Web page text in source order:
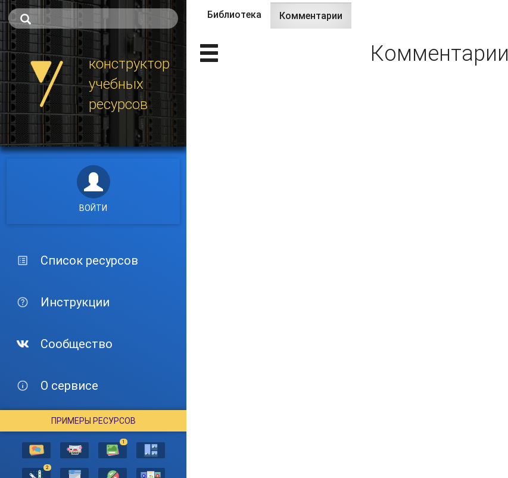
конструктор
учебных
ресурсов
ВОЙТИ
Список ресурсов
Инструкции
Сообщество
О сервисе
ПРИМЕРЫ РЕСУРСОВ
1
2
Главные вкладки
Библиотека Комментарии
вкладка)
Комментарии